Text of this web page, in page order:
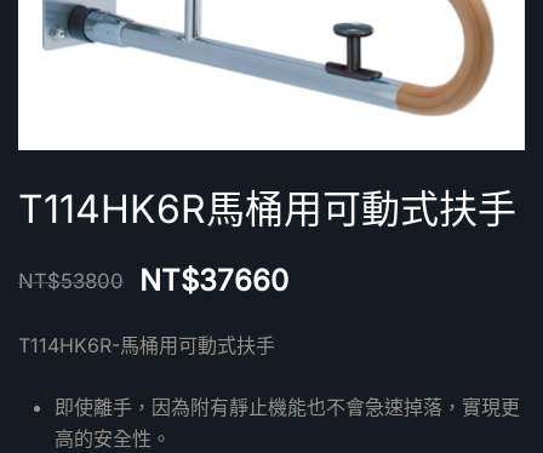
T114HK6R馬桶用可動式扶手
NT$53800 NT$37660
T114HK6R-馬桶用可動式扶手
即使離手，因為附有靜止機能也不會急速掉落，實現更
高的安全性。